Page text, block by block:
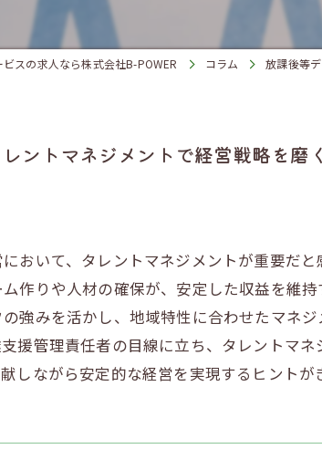
スの求人なら株式会社B-POWER コラム 放課後等
ントマネジメントで経営戦略を
おいて、タレントマネジメントが重要だ
作りや人材の確保が、安定した収益を維
強みを活かし、地域特性に合わせたマネ
援管理責任者の目線に立ち、タレントマ
しながら安定的な経営を実現するヒントが